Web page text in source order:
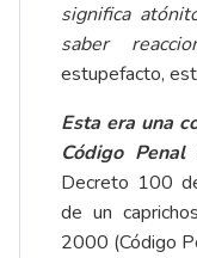
significa
saber
estupefacto,
Esta era una
Código
Decreto 100
de un
2000 (Código